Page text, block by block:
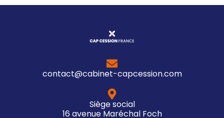
contact@cabinet-capcession.com
Siège social
16 avenue Maréchal Foch